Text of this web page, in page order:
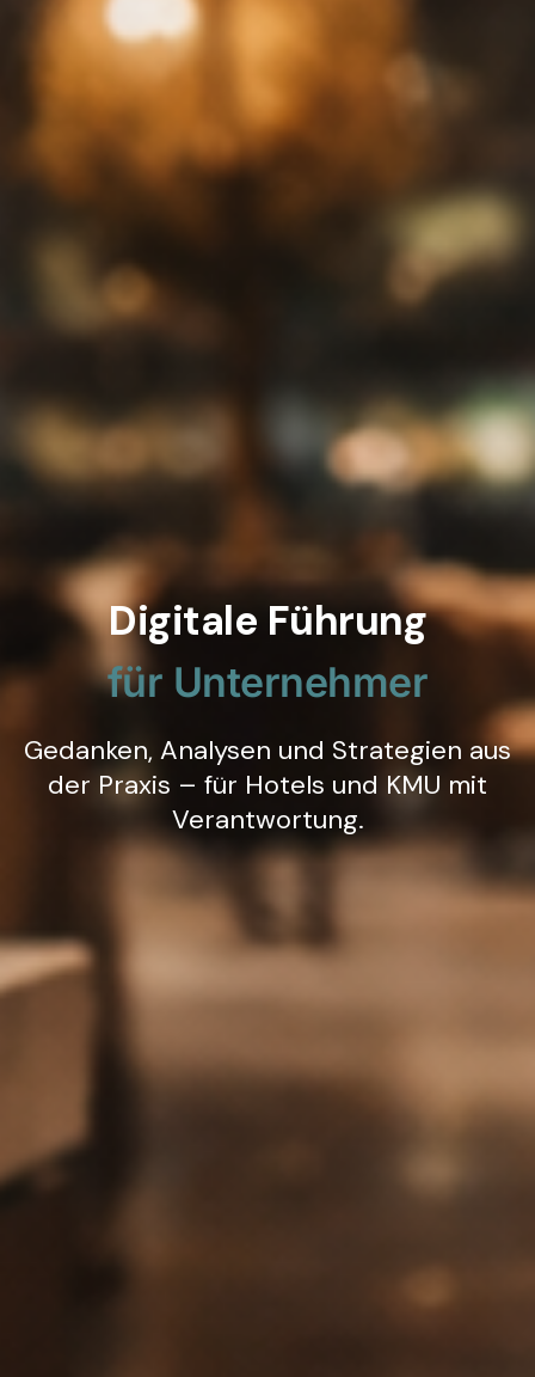
Digitale Führung
für Unternehmer
Gedanken, Analysen und Strategien aus
der Praxis – für Hotels und KMU mit
Verantwortung.